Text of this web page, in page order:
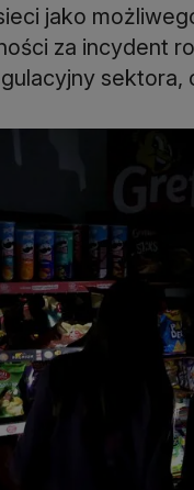
jako
za incydent
sektora,